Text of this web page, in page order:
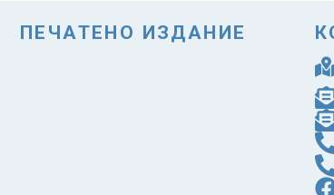
недела
ПЕЧАТЕНО ИЗДАНИЕ